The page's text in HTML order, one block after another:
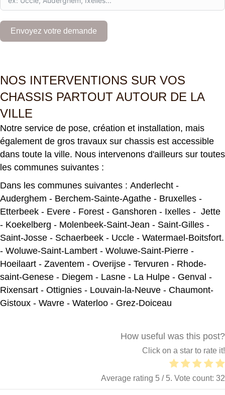
u
3
2
Envoyez votre demande
NOS INTERVENTIONS SUR VOS
CHASSIS PARTOUT AUTOUR DE LA
VILLE
Notre service de pose, création et installation, mais
également de gros travaux sur chassis est accessible
dans toute la ville. Nous intervenons d'ailleurs sur toutes
les communes suivantes :
Dans les communes suivantes : Anderlecht -
Auderghem - Berchem-Sainte-Agathe - Bruxelles -
Etterbeek - Evere - Forest - Ganshoren - Ixelles - Jette
- Koekelberg - Molenbeek-Saint-Jean - Saint-Gilles -
Saint-Josse - Schaerbeek - Uccle - Watermael-Boitsfort.
- Woluwe-Saint-Lambert - Woluwe-Saint-Pierre -
Hoeilaart - Zaventem - Overijse - Tervuren - Rhode-
saint-Genese - Diegem - Lasne - La Hulpe - Genval -
Rixensart - Ottignies - Louvain-la-Neuve - Chaumont-
Gistoux - Wavre - Waterloo - Grez-Doiceau
How useful was this post?
Click on a star to rate it!
Average rating 5 / 5. Vote count: 32